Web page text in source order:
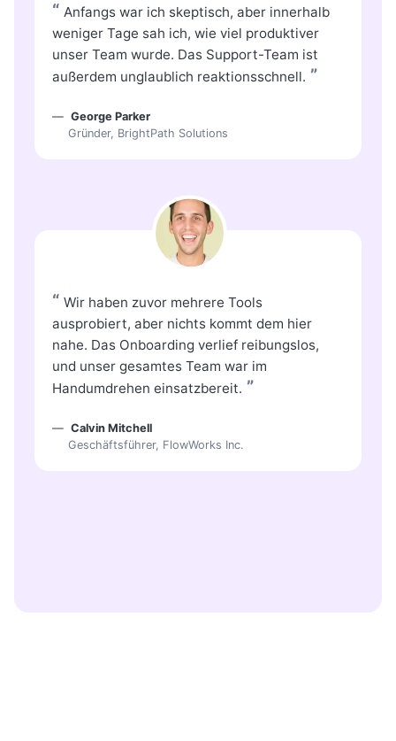
“ Anfangs war ich skeptisch, aber innerhalb
weniger Tage sah ich, wie viel produktiver
unser Team wurde. Das Support-Team ist
außerdem unglaublich reaktionsschnell. ”
George Parker
Gründer, BrightPath Solutions
“ Wir haben zuvor mehrere Tools
ausprobiert, aber nichts kommt dem hier
nahe. Das Onboarding verlief reibungslos,
und unser gesamtes Team war im
Handumdrehen einsatzbereit. ”
Calvin Mitchell
Geschäftsführer, FlowWorks Inc.